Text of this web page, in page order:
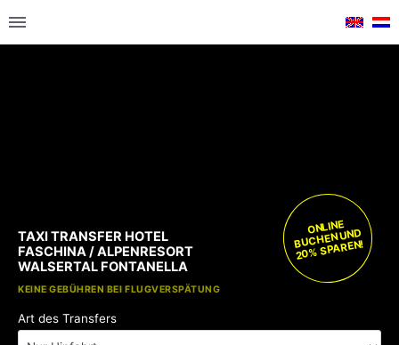
KOSTENLOSE KINDERSITZE
KEINE GEBÜHREN BEI FLUGVERSPÄTUNG
TAXI TRANSFER HOTEL
FASCHINA / ALPENRESORT
WALSERTAL FONTANELLA
ONLINE
BUCHEN UND
20% SPAREN!
Art des Transfers